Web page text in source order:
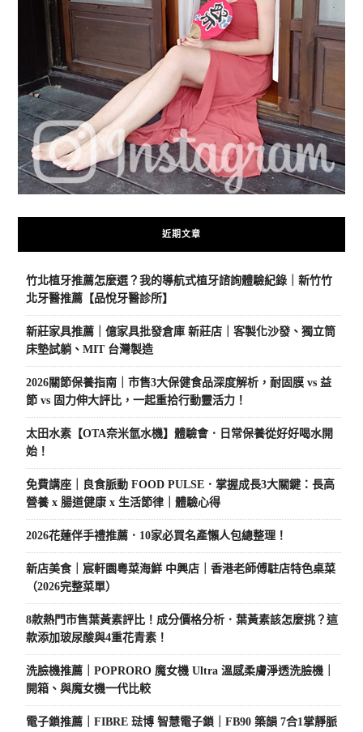
近期文章
竹北植牙推薦怎麼選？我的導航式植牙諮詢體驗紀錄｜新竹竹
北牙醫推薦【品悅牙醫診所】
新莊家具推薦｜億家具批發倉庫 新莊店｜客製化沙發、獨立筒
床墊試躺、MIT 台灣製造
2026關節保養指南｜市售3大保健食品深度解析，耐固膜 vs 益
節 vs 固力伸大評比，一起重拾行動靈活力！
太田水素【OTA奈米氫水機】體驗會．日常保養從好好喝水開
始！
免費講座｜良食脈動 FOOD PULSE．掌握成長3大關鍵：長高
營養 x 腸道健康 x 生活節律｜體驗心得
2026花蓮伴手禮推薦．10家必買名產懶人包總整理！
新店美食｜宸軒園粵菜海鮮 中興店｜香港老師傅駐店特色桌菜
（2026完整菜單）
8款熱門市售葉黃素評比！成分價格分析．葉黃素該怎麼挑？這
款添加玻尿酸與4重花青素！
洗臉機推薦｜POPRORO 魔女機 Ultra 溫感柔膚淨透洗臉機｜
開箱、與魔女機一代比較
電子鎖推薦｜FIBRE 琺博 智慧電子鎖｜FB90 築韻 7合1掌靜脈